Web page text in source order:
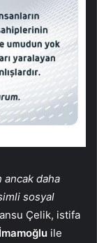
ancak daha
sosyal
Çelik, istifa
İmamoğlu ile